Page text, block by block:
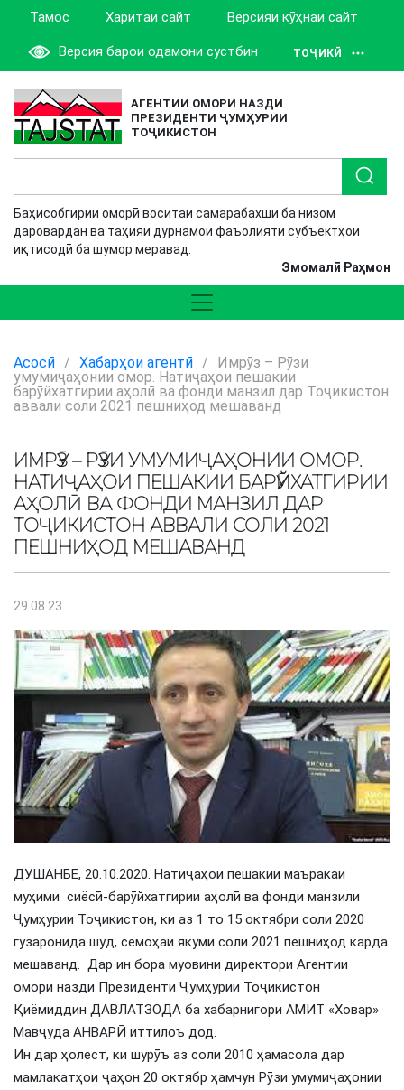
Тамос Харитаи сайт Версияи кӯҳнаи сайт
Версия барои одамони сустбин ТОҶИКӢ
АГЕНТИИ ОМОРИ НАЗДИ
ПРЕЗИДЕНТИ ҶУМҲУРИИ
ТОҶИКИСТОН
Баҳисобгирии оморӣ воситаи самарабахши ба низом
даровардан ва таҳияи дурнамои фаъолияти субъектҳои
иқтисодӣ ба шумор меравад.
Эмомалӣ Раҳмон
Асосӣ / Хабарҳои агентӣ /
Имрӯз – Рӯзи
умумиҷаҳонии омор. Натиҷаҳои пешакии
барӯйхатгирии аҳолӣ ва фонди манзил дар Тоҷикистон
аввали соли 2021 пешниҳод мешаванд
ИМРӮЗ – РӮЗИ УМУМИҶАҲОНИИ ОМОР.
НАТИҶАҲОИ ПЕШАКИИ БАРӮЙХАТГИРИИ
АҲОЛӢ ВА ФОНДИ МАНЗИЛ ДАР
ТОҶИКИСТОН АВВАЛИ СОЛИ 2021
ПЕШНИҲОД МЕШАВАНД
29.08.23
ДУШАНБЕ, 20.10.2020. Натиҷаҳои пешакии маъракаи
муҳими сиёсӣ-барӯйхатгирии аҳолӣ ва фонди манзили
Ҷумҳурии Тоҷикистон, ки аз 1 то 15 октябри соли 2020
гузаронида шуд, семоҳаи якуми соли 2021 пешниҳод карда
мешаванд. Дар ин бора муовини директори Агентии
омори назди Президенти Ҷумҳурии Тоҷикистон
Қиёмиддин ДАВЛАТЗОДА ба хабарнигори АМИТ «Ховар»
Мавҷуда АНВАРӢ иттилоъ дод.
Ин дар ҳолест, ки шурӯъ аз соли 2010 ҳамасола дар
мамлакатҳои ҷаҳон 20 октябр ҳамчун Рӯзи умумиҷаҳонии